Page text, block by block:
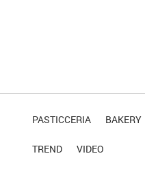
PASTICCERIA BAKERY
TREND VIDEO